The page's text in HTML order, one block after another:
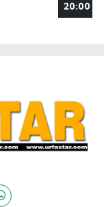
20:00